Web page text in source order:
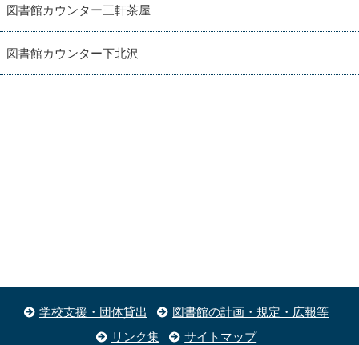
図書館カウンター三軒茶屋
図書館カウンター下北沢
学校支援・団体貸出
図書館の計画・規定・広報等
リンク集
サイトマップ